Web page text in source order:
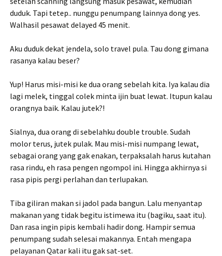
duduk. Tapi tetep.. nunggu penumpang lainnya dong yes.
Walhasil pesawat delayed 45 menit.
Aku duduk dekat jendela, solo travel pula. Tau dong gimana
rasanya kalau beser?
Yup! Harus misi-misi ke dua orang sebelah kita. Iya kalau dia
lagi melek, tinggal colek minta ijin buat lewat. Itupun kalau
orangnya baik. Kalau jutek?!
Sialnya, dua orang di sebelahku double trouble. Sudah
molor terus, jutek pulak. Mau misi-misi numpang lewat,
sebagai orang yang gak enakan, terpaksalah harus kutahan
rasa rindu, eh rasa pengen ngompol ini. Hingga akhirnya si
rasa pipis pergi perlahan dan terlupakan.
Tiba giliran makan si jadol pada bangun. Lalu menyantap
makanan yang tidak begitu istimewa itu (bagiku, saat itu).
Dan rasa ingin pipis kembali hadir dong. Hampir semua
penumpang sudah selesai makannya. Entah mengapa
pelayanan Qatar kali itu gak sat-set.